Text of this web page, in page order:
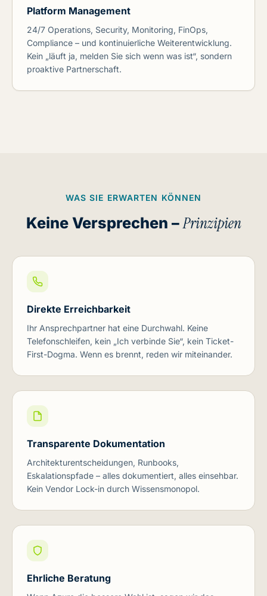
Platform Management
24/7 Operations, Security, Monitoring, FinOps,
Compliance – und kontinuierliche Weiterentwicklung.
Kein „läuft ja, melden Sie sich wenn was ist“, sondern
proaktive Partnerschaft.
WAS SIE ERWARTEN KÖNNEN
Keine Versprechen –Prinzipien
Direkte Erreichbarkeit
Ihr Ansprechpartner hat eine Durchwahl. Keine
Telefonschleifen, kein „Ich verbinde Sie“, kein Ticket-
First-Dogma. Wenn es brennt, reden wir miteinander.
Transparente Dokumentation
Architekturentscheidungen, Runbooks,
Eskalationspfade – alles dokumentiert, alles einsehbar.
Kein Vendor Lock-in durch Wissensmonopol.
Ehrliche Beratung